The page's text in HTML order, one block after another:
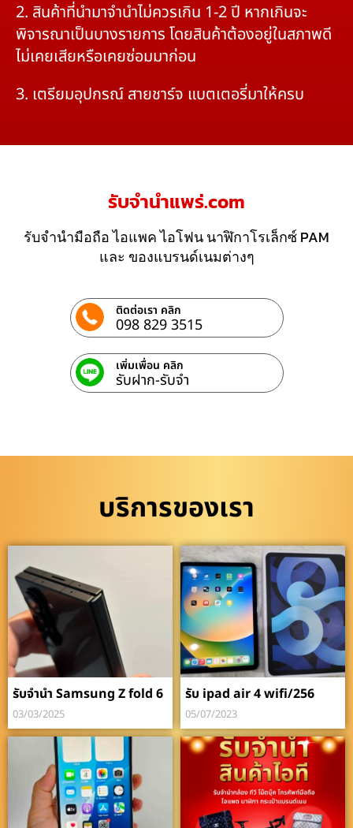
2. สินค้าที่นำมาจำนำไม่ควรเกิน 1-2 ปี หากเกินจะ
พิจารณาเป็นบางรายการ โดยสินค้าต้องอยู่ในสภาพดี
ไม่เคยเสียหรือเคยซ่อมมาก่อน
3. เตรียมอุปกรณ์ สายชาร์จ แบตเตอรี่มาให้ครบ
รับจํานําแพร่.com
รับจำนำมือถือ ไอแพค ไอโฟน นาฬิกาโรเล็กซ์ PAM
และ ของแบรนด์เนมต่างๆ
ติดต่อเรา คลิก
098 829 3515
เพิ่มเพื่อน คลิก
รับฝาก-รับจํา
บริการของเรา
รับจำนำ Samsung Z fold 6
03/03/2025
รับ ipad air 4 wifi/256
05/07/2023